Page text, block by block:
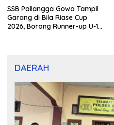
SSB Pallangga Gowa Tampil
Garang di Bila Riase Cup
2026, Borong Runner-up U-10
DAERAH